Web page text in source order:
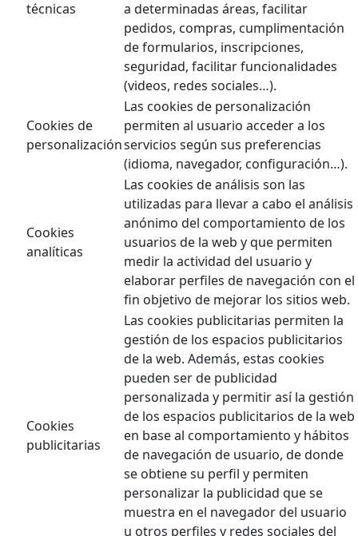
técnicas
a determinadas áreas, facilitar
pedidos, compras, cumplimentación
de formularios, inscripciones,
seguridad, facilitar funcionalidades
(videos, redes sociales…).
Cookies de
personalización
Las cookies de personalización
permiten al usuario acceder a los
servicios según sus preferencias
(idioma, navegador, configuración…).
Cookies
analíticas
Las cookies de análisis son las
utilizadas para llevar a cabo el análisis
anónimo del comportamiento de los
usuarios de la web y que permiten
medir la actividad del usuario y
elaborar perfiles de navegación con el
fin objetivo de mejorar los sitios web.
Cookies
publicitarias
Las cookies publicitarias permiten la
gestión de los espacios publicitarios
de la web. Además, estas cookies
pueden ser de publicidad
personalizada y permitir así la gestión
de los espacios publicitarios de la web
en base al comportamiento y hábitos
de navegación de usuario, de donde
se obtiene su perfil y permiten
personalizar la publicidad que se
muestra en el navegador del usuario
u otros perfiles y redes sociales del